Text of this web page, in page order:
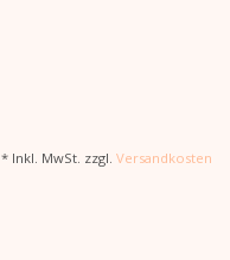
* Inkl. MwSt. zzgl. Versandkosten